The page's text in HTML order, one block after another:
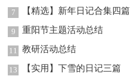
篇
7 【精选】新年日记合集四篇
9 重阳节主题活动总结
11 教研活动总结
13 【实用】下雪的日记三篇